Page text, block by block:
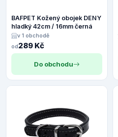
BAFPET Kožený obojek DENY
hladký 42cm / 16mm černá
v 1 obchodě
od289 Kč
Do obchodu